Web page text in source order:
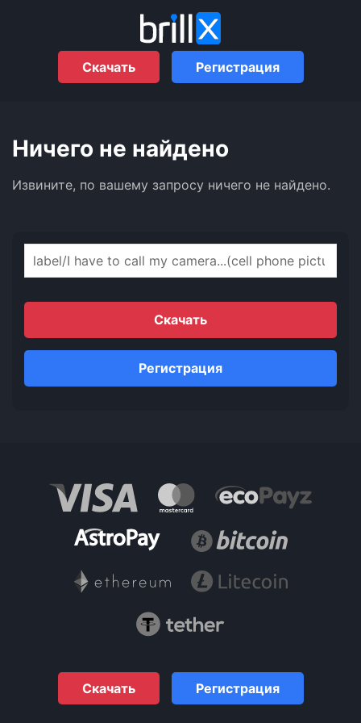
Скачать Регистрация
Ничего не найдено
Извините, по вашему запросу ничего не найдено.
Найти:
Скачать
Регистрация
Скачать Регистрация